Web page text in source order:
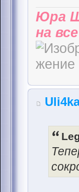
Юра
на